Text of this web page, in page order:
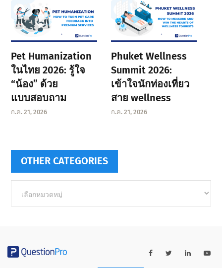
Pet Humanization
ในไทย 2026: รู้ใจ
“น้อง” ด้วย
แบบสอบถาม
ก.ค. 21, 2026
Phuket Wellness
Summit 2026:
เข้าใจนักท่องเที่ยว
สาย wellness
ก.ค. 21, 2026
OTHER CATEGORIES
categories